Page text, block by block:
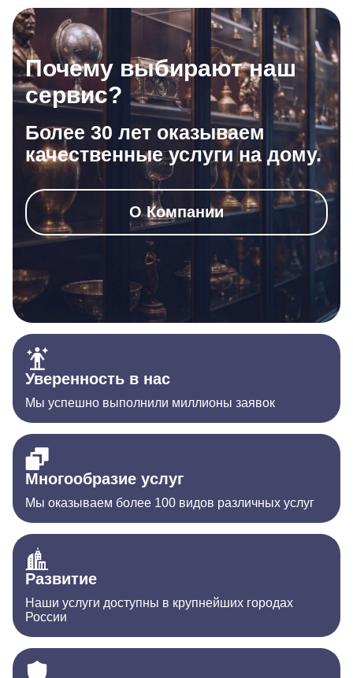
Почему выбирают наш
сервис?
Более 30 лет оказываем
качественные услуги на дому.
О Компании
Уверенность в нас
Мы успешно выполнили миллионы заявок
Многообразие услуг
Мы оказываем более 100 видов различных услуг
Развитие
Наши услуги доступны в крупнейших городах
России